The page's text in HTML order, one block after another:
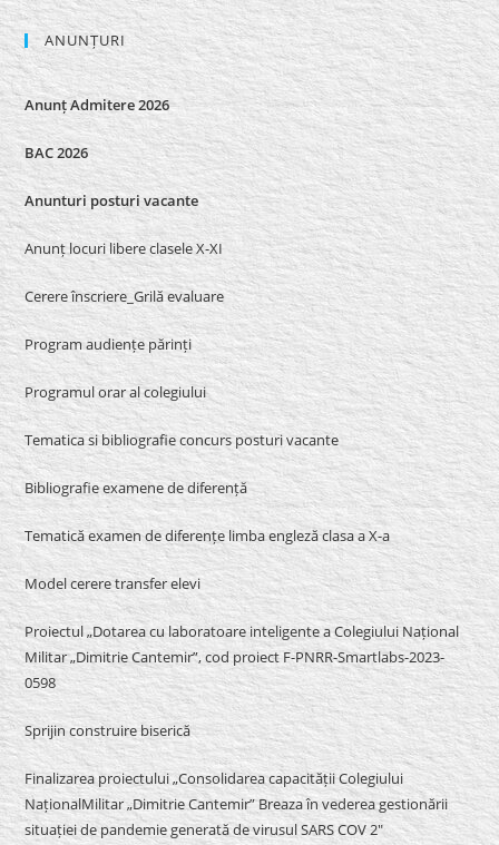
ANUNȚURI
Anunț Admitere 2026
BAC 2026
Anunturi posturi vacante
Anunț locuri libere clasele X-XI
Cerere înscriere_Grilă evaluare
Program audiențe părinți
Programul orar al colegiului
Tematica si bibliografie concurs posturi vacante
Bibliografie examene de diferență
Tematică examen de diferențe limba engleză clasa a X-a
Model cerere transfer elevi
Proiectul „Dotarea cu laboratoare inteligente a Colegiului Național
Militar „Dimitrie Cantemir”, cod proiect F-PNRR-Smartlabs-2023-
0598
Sprijin construire biserică
Finalizarea proiectului „Consolidarea capacității Colegiului
NaționalMilitar „Dimitrie Cantemir” Breaza în vederea gestionării
situației de pandemie generată de virusul SARS COV 2″